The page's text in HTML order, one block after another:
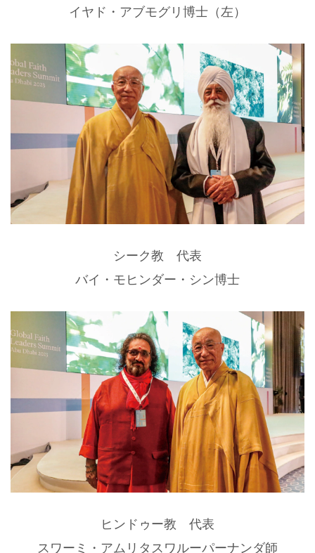
イヤド・アブモグリ博士（左）
シーク教 代表
バイ・モヒンダー・シン博士
ヒンドゥー教 代表
スワーミ・アムリタスワルーパーナンダ師